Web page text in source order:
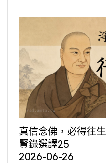
真信念佛，必得往
賢錄選譯25
2026-06-26